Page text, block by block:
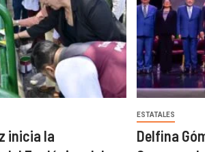
inicia la
ESTATALES
Delfina